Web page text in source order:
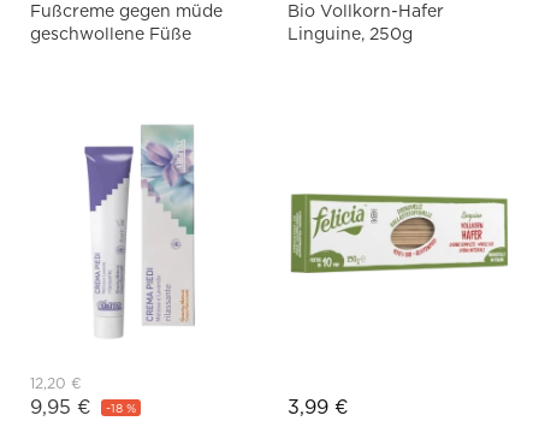
Fußcreme gegen müde
geschwollene Füße
12,20 €
9,95 € -18 %
Bio Vollkorn-Hafer
Linguine, 250g
3,99 €